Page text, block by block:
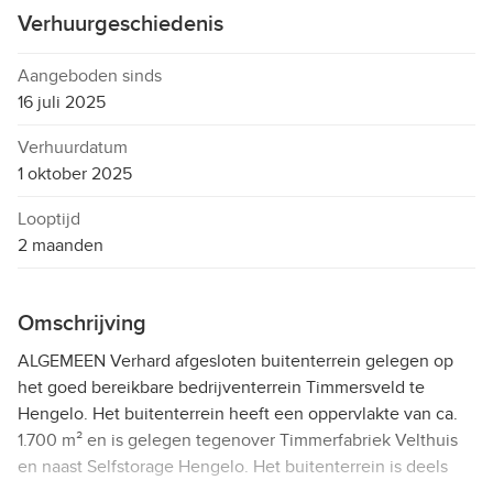
Verhuurgeschiedenis
Aangeboden sinds
16 juli 2025
Verhuurdatum
1 oktober 2025
Looptijd
2 maanden
Omschrijving
ALGEMEEN Verhard afgesloten buitenterrein gelegen op
het goed bereikbare bedrijventerrein Timmersveld te
Hengelo. Het buitenterrein heeft een oppervlakte van ca.
1.700 m² en is gelegen tegenover Timmerfabriek Velthuis
en naast Selfstorage Hengelo. Het buitenterrein is deels